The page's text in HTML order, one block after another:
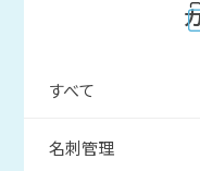
すべて
名刺管理